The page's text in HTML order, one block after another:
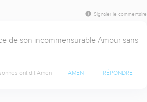
Signaler le commentaire
de son incommensurable Amour sans
ont dit Amen AMEN RÉPONDRE